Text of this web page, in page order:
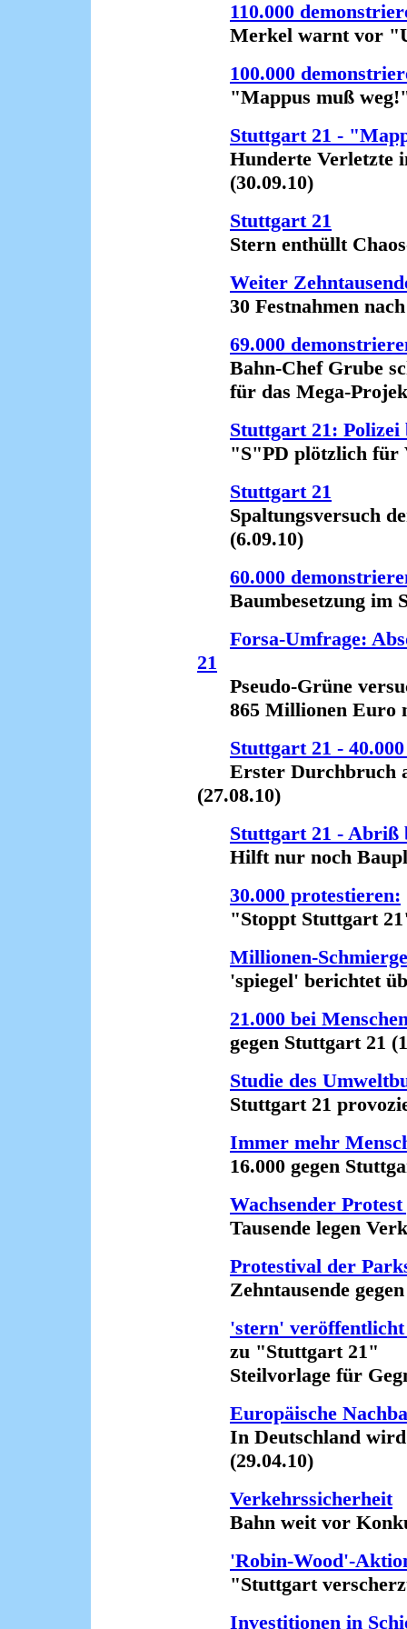
110.000
Merkel warnt vor
100.000
"Mappus muß weg!"
Stuttgart 21 -
Hunderte Verletzte
(30.09.10)
Stuttgart 21
Stern enthüllt Chaos-
Weiter
30 Festnahmen nach
69.000
Bahn-Chef Grube
für das Mega-Projekt
Stuttgart 21: Polizei
"S"PD plötzlich für
Stuttgart 21
Spaltungsversuch
(6.09.10)
60.000
Baumbesetzung im
Forsa-Umfrage:
21
Pseudo-Grüne
865 Millionen Euro
Stuttgart 21 -
Erster Durchbruch
(27.08.10)
Stuttgart 21 - Abriß
Hilft nur noch
30.000 protestieren:
"Stoppt Stuttgart 21"
Millionen-
'spiegel' berichtet
21.000 bei
gegen Stuttgart 21
Studie des
Stuttgart 21
Immer mehr
16.000 gegen
Wachsender
Tausende legen
Protestival der
Zehntausende
'stern' veröffentlicht
zu "Stuttgart 21"
Steilvorlage für
Europäische
In Deutschland wird
(29.04.10)
Verkehrssicherheit
Bahn weit vor
'Robin-Wood'-
"Stuttgart verscherzt
Investitionen in